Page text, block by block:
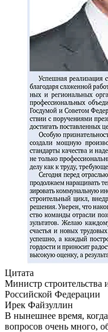
Цитата
Министр строительства
Российской Федерации
Ирек Файзуллин
В нынешнее время,
вопросов очень много,